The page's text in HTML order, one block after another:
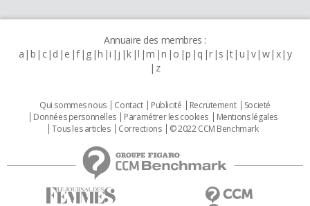
Annuaire des membres :
a b c d e f g h i j k l m n o p q r s t u v w x y
z
Qui sommes nous Contact Publicité Recrutement
Societé
Données personnelles
Paramétrer les cookies
Mentions légales
Tous les articles
Corrections © 2022 CCM Benchmark